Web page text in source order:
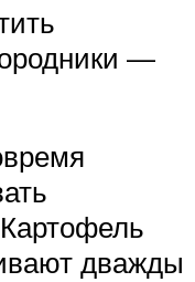
—
дважды